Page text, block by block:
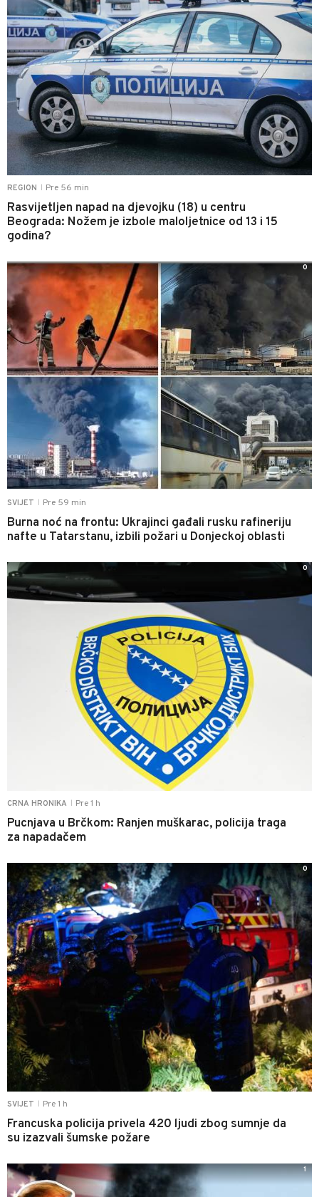
REGION Pre 56 min
Rasvijetljen napad na djevojku (18) u centru
Beograda: Nožem je izbole maloljetnice od 13 i 15
godina?
SVIJET Pre 59 min
Burna noć na frontu: Ukrajinci gađali rusku rafineriju
nafte u Tatarstanu, izbili požari u Donjeckoj oblasti
0
CRNA HRONIKA Pre 1 h
Pucnjava u Brčkom: Ranjen muškarac, policija traga
za napadačem
0
SVIJET Pre 1 h
Francuska policija privela 420 ljudi zbog sumnje da
su izazvali šumske požare
0
1